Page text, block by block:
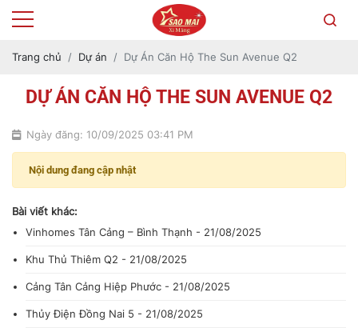
Trang chủ Dự án Dự Án Căn Hộ The Sun Avenue Q2
DỰ ÁN CĂN HỘ THE SUN AVENUE Q2
Ngày đăng: 10/09/2025 03:41 PM
Nội dung đang cập nhật
Bài viết khác:
Vinhomes Tân Cảng – Bình Thạnh - 21/08/2025
Khu Thủ Thiêm Q2 - 21/08/2025
Cảng Tân Cảng Hiệp Phước - 21/08/2025
Thủy Điện Đồng Nai 5 - 21/08/2025